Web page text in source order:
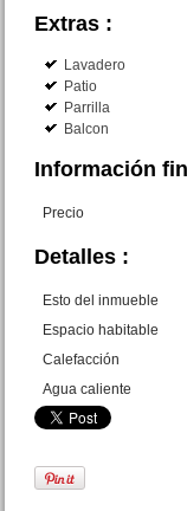
Extras :
Lavadero
Patio
Parrilla
Balcon
Información
Precio
Detalles :
Esto del inmueble
Espacio habitable
Calefacción
Agua caliente